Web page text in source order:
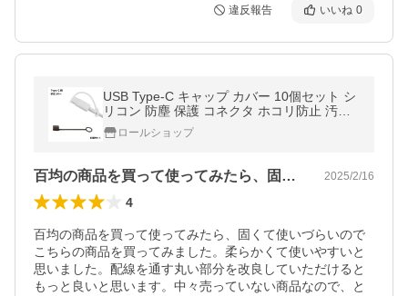
違反報告 いいね 0
USB Type-C キャップ カバー 10個セット シ
リコン 防塵 保護 コネクタ ホコリ防止 汚れ
防止 ピッタリ
ロールショップ
百均の商品を買って使ってみたら、固くて… 2025/2/16
4
百均の商品を買って使ってみたら、固くて使いづらいので
こちらの商品を買ってみました。柔らかくて使いやすいと
思いました。配線を通す丸い部分を改良していただけると
もっと良いと思います。中々売っていない商品なので、と